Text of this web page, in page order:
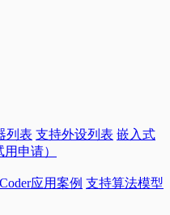
列表 支持外设列表 嵌入式
申请）
应用案例 支持算法模型